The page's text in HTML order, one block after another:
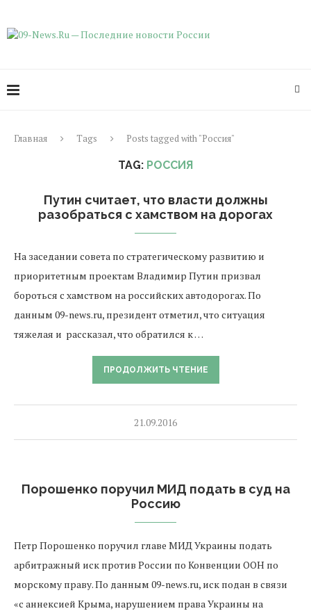
Главная Tags Posts tagged with "Россия"
TAG: РОССИЯ
Путин считает, что власти должны
разобраться с хамством на дорогах
На заседании совета по стратегическому развитию и
приоритетным проектам Владимир Путин призвал
бороться с хамством на российских автодорогах. По
данным 09-news.ru, президент отметил, что ситуация
тяжелая и рассказал, что обратился к …
ПРОДОЛЖИТЬ ЧТЕНИЕ
21.09.2016
Порошенко поручил МИД подать в суд на
Россию
Петр Порошенко поручил главе МИД Украины подать
арбитражный иск против России по Конвенции ООН по
морскому праву. По данным 09-news.ru, иск подан в связи
«с аннексией Крыма, нарушением права Украины на